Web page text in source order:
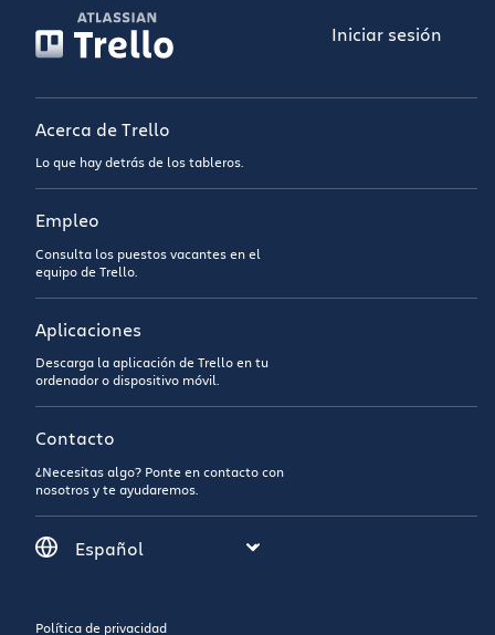
Iniciar sesión
Acerca de Trello
Lo que hay detrás de los tableros.
Empleo
Consulta los puestos vacantes en el
equipo de Trello.
Aplicaciones
Descarga la aplicación de Trello en tu
ordenador o dispositivo móvil.
Contacto
¿Necesitas algo? Ponte en contacto con
nosotros y te ayudaremos.
Política de privacidad